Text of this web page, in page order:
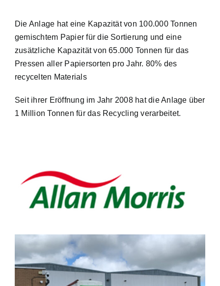
Die Anlage hat eine Kapazität von 100.000 Tonnen
gemischtem Papier für die Sortierung und eine
zusätzliche Kapazität von 65.000 Tonnen für das
Pressen aller Papiersorten pro Jahr. 80% des
recycelten Materials
Seit ihrer Eröffnung im Jahr 2008 hat die Anlage über
1 Million Tonnen für das Recycling verarbeitet.